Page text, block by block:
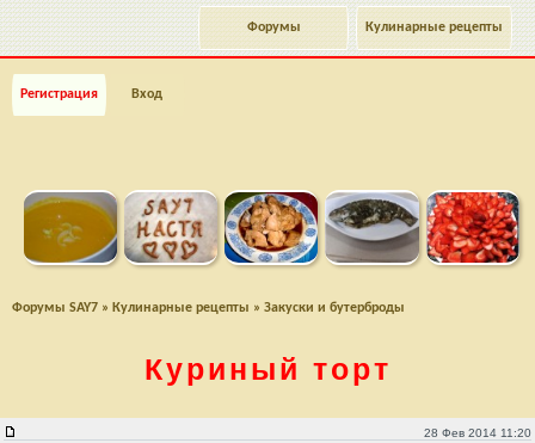
Кулинарные рецепты
Форумы
Регистрация Вход
Форумы SAY7 » Кулинарные рецепты » Закуски и бутерброды
Куриный торт
28 Фев 2014 11:20